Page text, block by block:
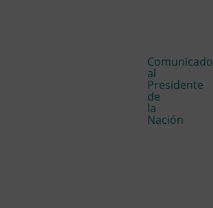
Comunicado
al
Presidente
de
la
Nación